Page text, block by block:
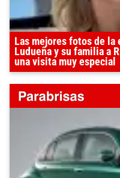
Las mejores fotos de la
Ludueña y su familia a
una visita muy especial